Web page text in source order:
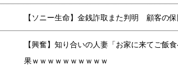
【ソニー生命】金銭詐取また判明 顧客の
【興奮】知り合いの人妻「お家に来てご
果ｗｗｗｗｗｗｗｗｗｗ